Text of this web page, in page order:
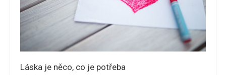
Láska je něco, co je potřeba